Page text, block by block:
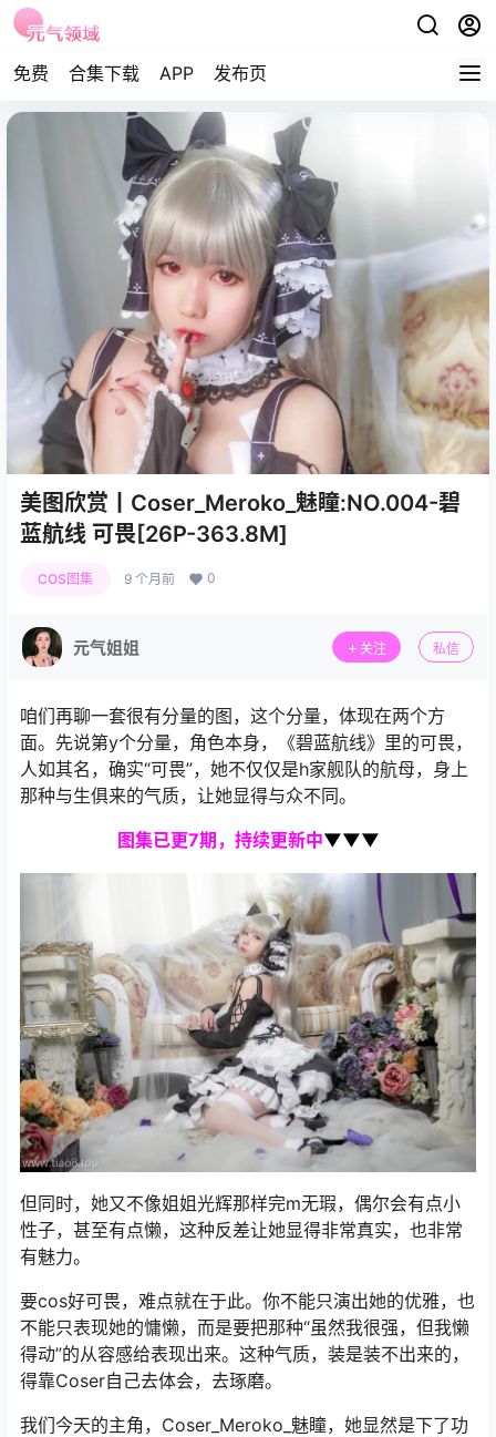
免费 合集下载 APP 发布页
美图欣赏丨Coser_Meroko_魅瞳:NO.004-碧
蓝航线 可畏[26P-363.8M]
COS图集 9 个月前 0
元气姐姐 关注 私信
咱们再聊一套很有分量的图，这个分量，体现在两个方
面。先说第y个分量，角色本身，《碧蓝航线》里的可畏，
人如其名，确实“可畏”，她不仅仅是h家舰队的航母，身上
那种与生俱来的气质，让她显得与众不同。
图集已更7期，持续更新中▼▼▼
但同时，她又不像姐姐光辉那样完m无瑕，偶尔会有点小
性子，甚至有点懒，这种反差让她显得非常真实，也非常
有魅力。
要cos好可畏，难点就在于此。你不能只演出她的优雅，也
不能只表现她的慵懒，而是要把那种“虽然我很强，但我懒
得动”的从容感给表现出来。这种气质，装是装不出来的，
得靠Coser自己去体会，去琢磨。
我们今天的主角，Coser_Meroko_魅瞳，她显然是下了功